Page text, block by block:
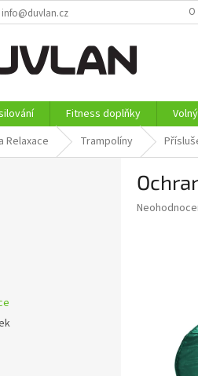
info@duvlan.cz O
Fitness doplňky
Relaxace Trampolíny
Průměrné